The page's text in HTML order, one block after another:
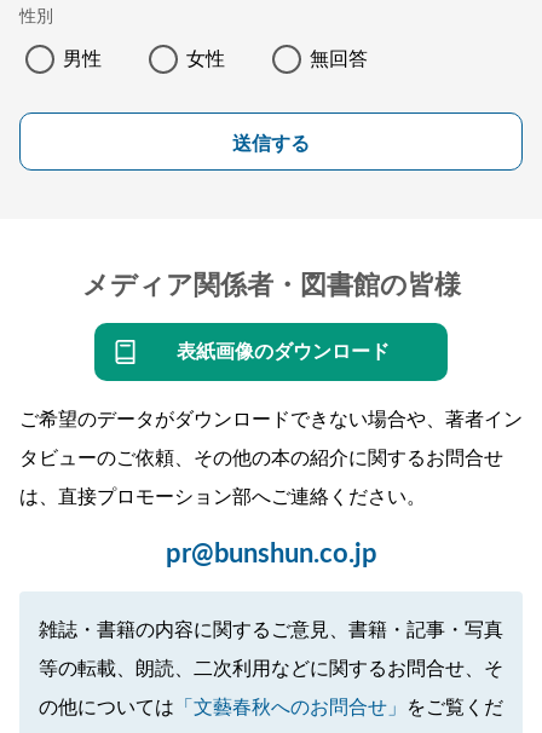
性別
男性 女性 無回答
送信する
メディア関係者・図書館の皆様
表紙画像のダウンロード
ご希望のデータがダウンロードできない場合や、著者イン
タビューのご依頼、その他の本の紹介に関するお問合せ
は、直接プロモーション部へご連絡ください。
pr@bunshun.co.jp
雑誌・書籍の内容に関するご意見、書籍・記事・写真
等の転載、朗読、二次利用などに関するお問合せ、そ
の他については 「文藝春秋へのお問合せ」 をご覧くだ